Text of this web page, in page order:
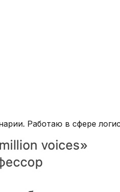
Работаю в сфере